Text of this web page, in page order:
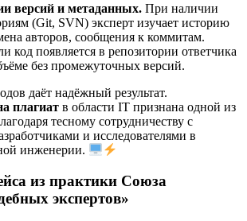
версий и метаданных. При наличии
(Git, SVN) эксперт изучает историю
авторов, сообщения к коммитам.
код появляется в репозитории ответчика
без промежуточных версий.
даёт надёжный результат.
плагиат в области IT признана одной из
тесному сотрудничеству с
и исследователями в
инженерии.
из практики Союза
экспертов»